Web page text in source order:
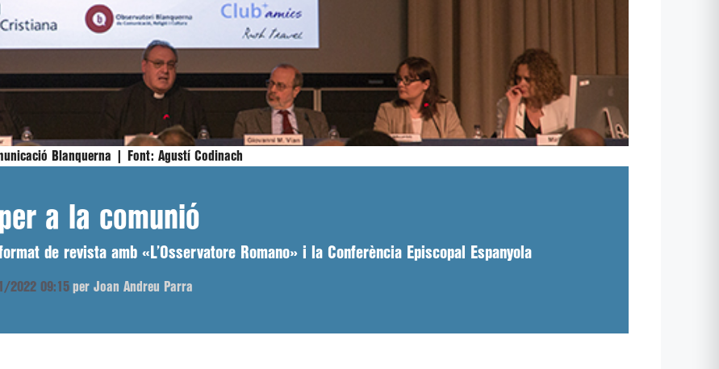
Blanquerna | Font: Agustí Codinach
a la comunió
de revista amb «L’Osservatore Romano» i la Conferència Episcopal Espanyola
2022 09:15 per Joan Andreu Parra